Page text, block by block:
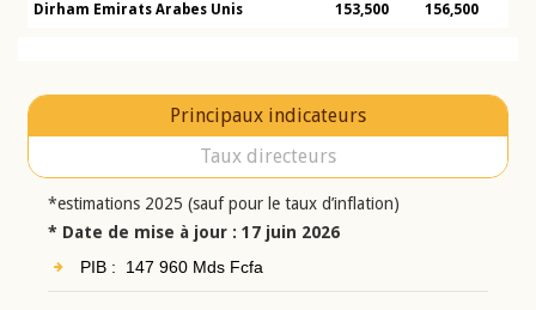
Dirham Emirats Arabes Unis 153,500 156,500
Principaux indicateurs
Taux directeurs
*estimations 2025 (sauf pour le taux d’inflation)
* Date de mise à jour : 17 juin 2026
PIB : 147 960 Mds Fcfa